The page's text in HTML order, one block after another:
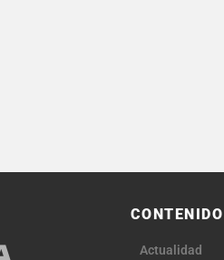
CONTENIDO
Actualidad